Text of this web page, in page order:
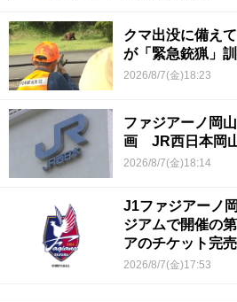
クマ出没に備え
が「緊急銃猟」
2026/8/7(金)18:23
ファジアーノ岡
画 JR西日本岡
2026/8/7(金)18:14
J1ファジアーノ
ジアムで開催の
アのチケット完売
2026/8/7(金)17:53